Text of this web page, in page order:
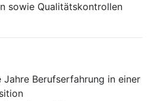
sowie Qualitätskontrollen
Jahre Berufserfahrung in einer